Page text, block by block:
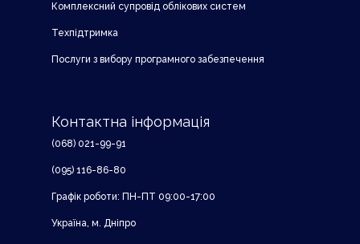
Комплексний супровід облікових систем
Техпідтримка
Послуги з вибору програмного забезпечення
Контактна інформація
(068) 021-99-91
(095) 116-86-80
Графік роботи: ПН-ПТ 09:00-17:00
Україна, м. Дніпро